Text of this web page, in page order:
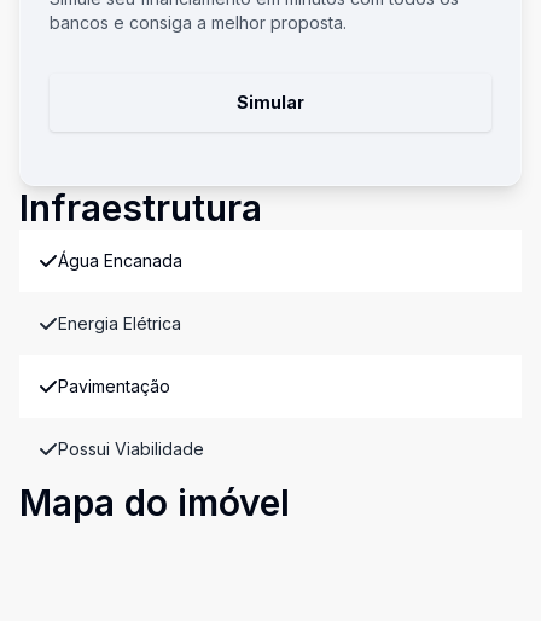
bancos e consiga a melhor proposta.
Simular
Infraestrutura
Água Encanada
Energia Elétrica
Pavimentação
Possui Viabilidade
Mapa do imóvel